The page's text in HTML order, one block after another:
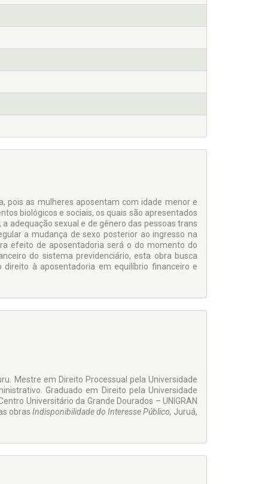
pois as mulheres aposentam com idade menor e
biológicos e sociais, os quais são apresentados
adequação sexual e de gênero das pessoas trans
a mudança de sexo posterior ao ingresso na
efeito de aposentadoria será o do momento do
do sistema previdenciário, esta obra busca
à aposentadoria em equilíbrio financeiro e
Mestre em Direito Processual pela Universidade
Graduado em Direito pela Universidade
Universitário da Grande Dourados – UNIGRAN
obras Indisponibilidade do Interesse Público, Juruá,